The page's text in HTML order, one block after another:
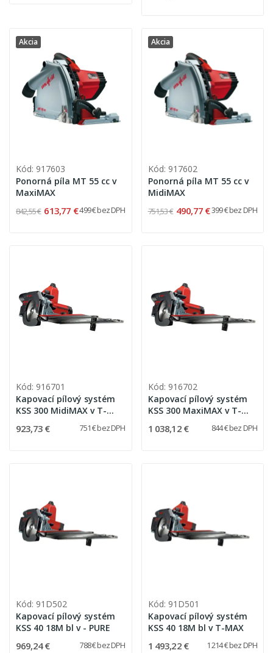
Akcia
Kód: 917603
Ponorná píla MT 55 cc v
MaxiMAX
842,55 € 613,77 €499 € bez DPH
Akcia
Kód: 917602
Ponorná píla MT 55 cc v
MidiMAX
751,53 € 490,77 €399 € bez DPH
Kód: 916701
Kapovací pílový systém
KSS 300 MidiMAX v T-
923,73 € 751 € bez DPH
Kód: 916702
Kapovací pílový systém
KSS 300 MaxiMAX v T-
1 038,12 € 844 € bez DPH
Kód: 91D502
Kapovací pílový systém
KSS 40 18M bl v - PURE
969,24 € 788 € bez DPH
Kód: 91D501
Kapovací pílový systém
KSS 40 18M bl v T-MAX
1 493,22 € 1 214 € bez DPH